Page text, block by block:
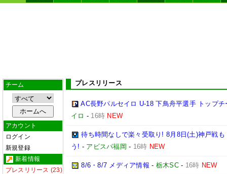
チーム
アカウント
ログイン
新規登録
新着情報
プレスリリース (23)
プレスリリース
AC長野パルセイロ U-18 下鳥舟平選手 トップ
イロ - 16時 NEW
待ち時間なしで楽々受取り! 8月8日(土)神戸戦
う! - アビスパ福岡 - 16時 NEW
8/6・8/7 メディア情報 - 栃木SC- 16時 NEW